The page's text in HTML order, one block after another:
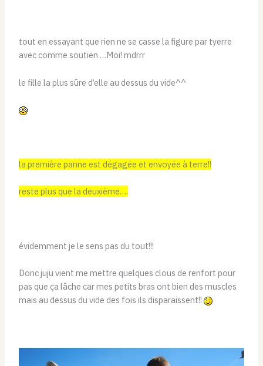
tout en essayant que rien ne se casse la figure par tyerre
avec comme soutien …Moi! mdrrr
le fille la plus sûre d’elle au dessus du vide^^
la première panne est dégagée et envoyée à terre!!
reste plus que la deuxième….
évidemment je le sens pas du tout!!!
Donc juju vient me mettre quelques clous de renfort pour
pas que ça lâche car mes petits bras ont bien des muscles
mais au dessus du vide des fois ils disparaissent!!